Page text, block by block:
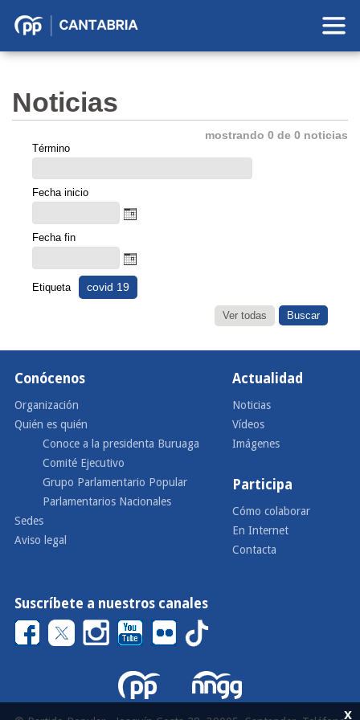
Partido
Cantabria
Noticias
mostrando 0 de 0 noticias
Término
Fecha inicio
Fecha fin
Etiqueta covid 19
Ver todas
Conócenos
Organización
Quién es quién
Conoce a la presidenta Buruaga
Comité Ejecutivo
Grupo Parlamentario Popular
Parlamentarios Nacionales
Sedes
Aviso legal
Actualidad
Noticias
Vídeos
Imágenes
Participa
Cómo colaborar
En Internet
Contacta
Suscríbete a nuestros canales
x